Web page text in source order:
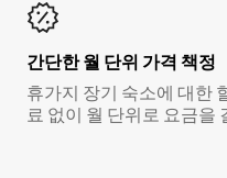
간단한 월 단위 가격 책정
휴가지 장기 숙소에 대한
료 없이 월 단위로 요금을